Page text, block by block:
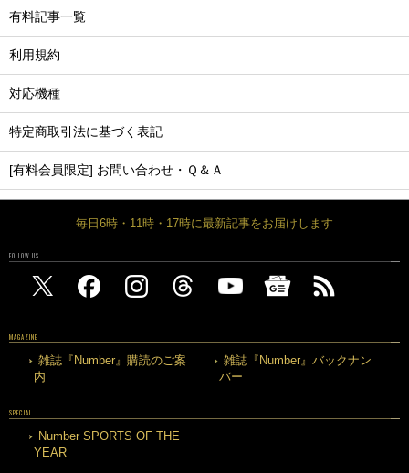
有料記事一覧
利用規約
対応機種
特定商取引法に基づく表記
[有料会員限定] お問い合わせ・Ｑ＆Ａ
毎日6時・11時・17時に最新記事をお届けします
FOLLOW US
MAGAZINE
雑誌『Number』購読のご案
内
雑誌『Number』バックナン
バー
SPECIAL
Number SPORTS OF THE
YEAR